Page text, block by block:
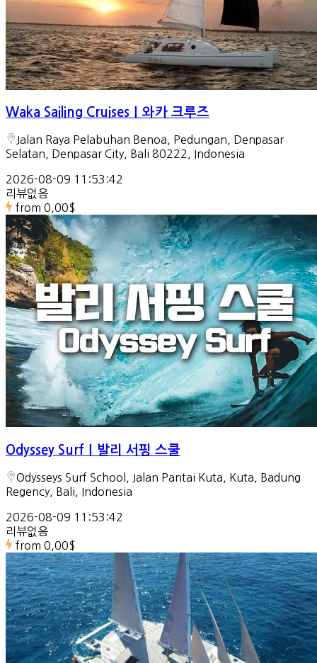
Waka Sailing Cruises｜와카 크루즈
Jalan Raya Pelabuhan Benoa, Pedungan, Denpasar
Selatan, Denpasar City, Bali 80222, Indonesia
2026-08-09 11:53:42
리뷰없음
from 0,00$
Odyssey Surf｜발리 서핑 스쿨
Odysseys Surf School, Jalan Pantai Kuta, Kuta, Badung
Regency, Bali, Indonesia
2026-08-09 11:53:42
리뷰없음
from 0,00$